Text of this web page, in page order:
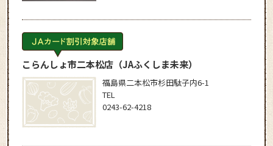
こらんしょ市二本松店（JAふくしま未来）
福島県二本松市杉田駄子内6-1
TEL
0243-62-4218